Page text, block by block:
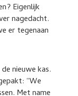
Eigenlijk
nagedacht.
er tegenaan
nieuwe kas.
“We